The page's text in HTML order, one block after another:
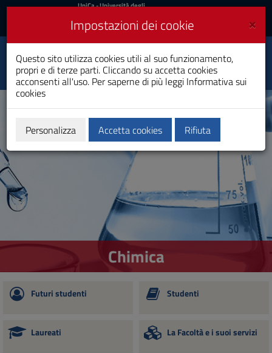
Vai
al
navigazione
sito
Vai
al
Footer
UniCa
Accedi
UniCa- Università degli
Accedi UniCA News
Toggle
navigation
Chimica
Laurea
Chimica
Futuri studenti Studenti
Laureati La Facoltà e i suoi servizi
×
Impostazioni dei cookie
Questo sito utilizza cookies utili al suo funzionamento,
propri e di terze parti. Cliccando su accetta cookies
acconsenti all'uso. Per saperne di più leggi Informativa sui
cookies
Personalizza Accetta cookies Rifiuta